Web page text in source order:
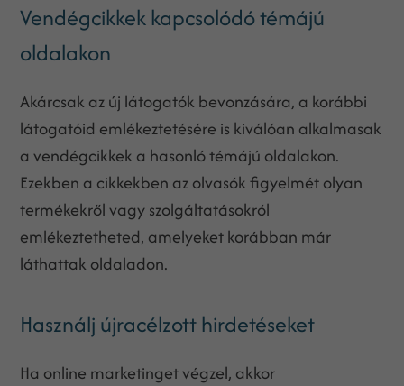
Vendégcikkek kapcsolódó témájú
oldalakon
Akárcsak az új látogatók bevonzására, a korábbi
látogatóid emlékeztetésére is kiválóan alkalmasak
a vendégcikkek a hasonló témájú oldalakon.
Ezekben a cikkekben az olvasók figyelmét olyan
termékekről vagy szolgáltatásokról
emlékeztetheted, amelyeket korábban már
láthattak oldaladon.
Használj újracélzott hirdetéseket
Ha online marketinget végzel, akkor